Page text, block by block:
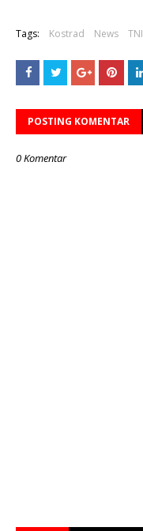
Tags: Kostrad News TNI
POSTING KOMENTAR
0 Komentar